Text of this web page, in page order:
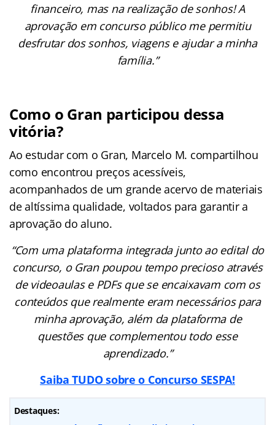
financeiro, mas na realização de sonhos! A
aprovação em concurso público me permitiu
desfrutar dos sonhos, viagens e ajudar a minha
família.”
Como o Gran participou dessa
vitória?
Ao estudar com o Gran, Marcelo M. compartilhou
como encontrou preços acessíveis,
acompanhados de um grande acervo de materiais
de altíssima qualidade, voltados para garantir a
aprovação do aluno.
“Com uma plataforma integrada junto ao edital do
concurso, o Gran poupou tempo precioso através
de videoaulas e PDFs que se encaixavam com os
conteúdos que realmente eram necessários para
minha aprovação, além da plataforma de
questões que complementou todo esse
aprendizado.”
Saiba TUDO sobre o Concurso SESPA!
Destaques: